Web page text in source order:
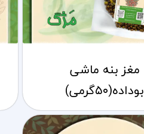
مغز بنه ماشی
بوداده(۵۰گرمی)